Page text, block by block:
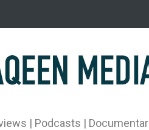
کې وژل شوی دی.
| Podcasts |